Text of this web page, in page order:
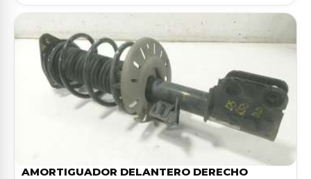
AMORTIGUADOR DELANTERO DERECHO